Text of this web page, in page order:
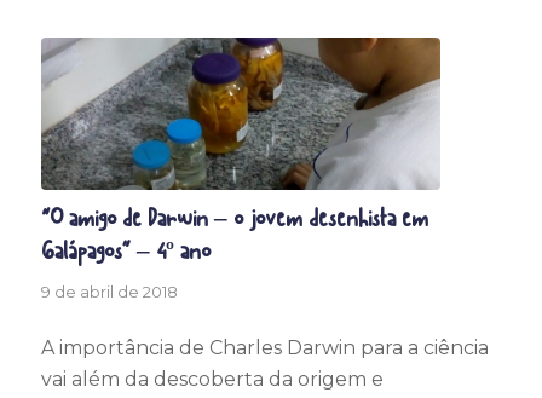
“O amigo de Darwin – o jovem desenhista em
Galápagos” – 4º ano
9 de abril de 2018
A importância de Charles Darwin para a ciência
vai além da descoberta da origem e